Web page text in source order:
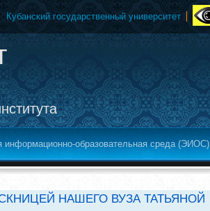
Кубанский государственный университет
информационно-образовательная среда (ЭИОС)
НАШЕГО ВУЗА ТАТЬЯНОЙ